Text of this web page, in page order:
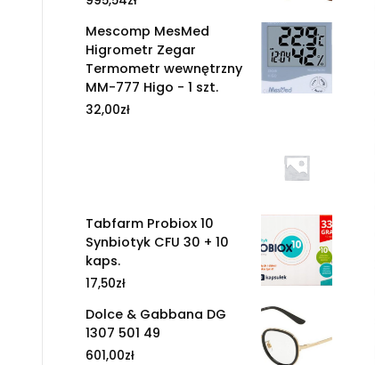
Mescomp MesMed
Higrometr Zegar
Termometr wewnętrzny
MM-777 Higo - 1 szt.
32,00zł
Tabfarm Probiox 10
Synbiotyk CFU 30 + 10
kaps.
17,50zł
Dolce & Gabbana DG
1307 501 49
601,00zł